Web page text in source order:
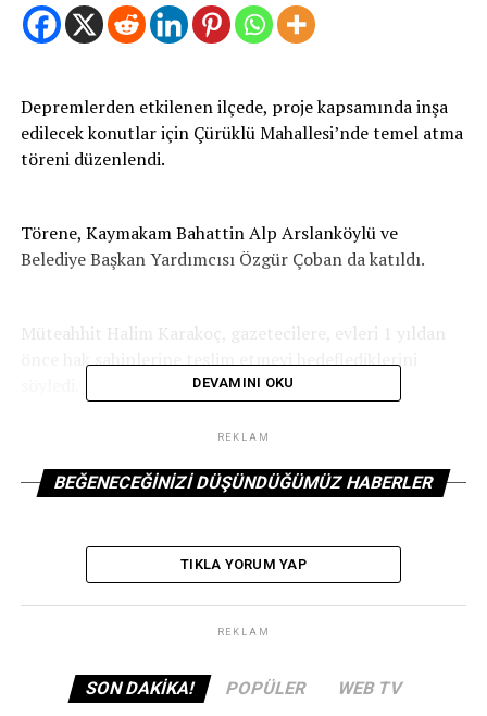
Depremlerden etkilenen ilçede, proje kapsamında inşa
edilecek konutlar için Çürüklü Mahallesi’nde temel atma
töreni düzenlendi.
Törene, Kaymakam Bahattin Alp Arslanköylü ve
Belediye Başkan Yardımcısı Özgür Çoban da katıldı.
Müteahhit Halim Karakoç, gazetecilere, evleri 1 yıldan
önce hak sahiplerine teslim etmeyi hedeflediklerini
geçenlere teşekkür etti.
Malatya’da İkizce deprem konutlarının içme suyu isale
Hakkari’de “İl Risk Azaltma Planı Toplantısı” yapıldı
DEVAMINI OKU
REKLAM
BEĞENECEĞINIZI DÜŞÜNDÜĞÜMÜZ HABERLER
TIKLA YORUM YAP
REKLAM
SON DAKIKA! POPÜLER WEB TV